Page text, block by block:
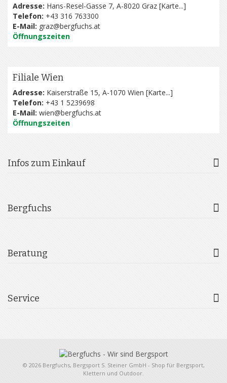
Adresse: Hans-Resel-Gasse 7, A-8020 Graz [Karte...]
Telefon: +43 316 763300
E-Mail: graz@bergfuchs.at
Öffnungszeiten
Filiale Wien
Adresse: Kaiserstraße 15, A-1070 Wien [Karte...]
Telefon: +43 1 5239698
E-Mail: wien@bergfuchs.at
Öffnungszeiten
Infos zum Einkauf
Bergfuchs
Beratung
Service
© 2026 Bergfuchs, Bergsport S. Steiner GmbH - Shop für Bergsport,
Klettern und Outdoor.